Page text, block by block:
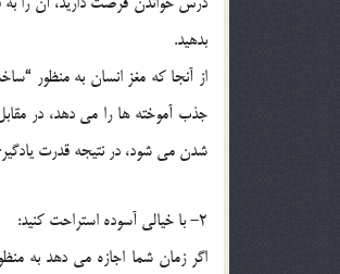
بدهيد.
از آنجا كه مغز انسان به منظور
جذب آموخته ها را مي دهد، در
شدن مي شود، در نتيجه قدرت
2- با خيالي آسوده استراحت كنيد:
اگر زمان شما اجازه مي دهد به